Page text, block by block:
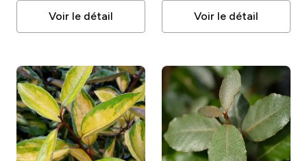
Voir le détail Voir le détail